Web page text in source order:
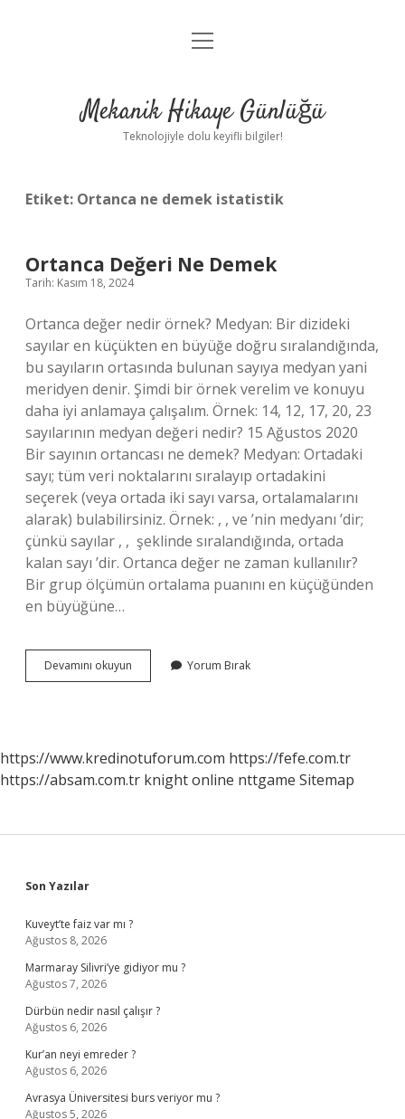
Anasayfa
Yasal Uyarı
menüyü
Mekanik Hikaye Günlüğü
Teknolojiyle dolu keyifli bilgiler!
Etiket: Ortanca ne demek istatistik
Ortanca Değeri Ne Demek
Tarih: Kasım 18, 2024
Ortanca değer nedir örnek? Medyan: Bir dizideki
sayılar en küçükten en büyüğe doğru sıralandığında,
bu sayıların ortasında bulunan sayıya medyan yani
meridyen denir. Şimdi bir örnek verelim ve konuyu
daha iyi anlamaya çalışalım. Örnek: 14, 12, 17, 20, 23
sayılarının medyan değeri nedir? 15 Ağustos 2020
Bir sayının ortancası ne demek? Medyan: Ortadaki
sayı; tüm veri noktalarını sıralayıp ortadakini
seçerek (veya ortada iki sayı varsa, ortalamalarını
alarak) bulabilirsiniz. Örnek: ‍, ‍, ve ‍’nin medyanı ‍’dir;
çünkü sayılar ‍, ‍, ‍ şeklinde sıralandığında, ortada
kalan sayı ‍’dir. Ortanca değer ne zaman kullanılır?
Bir grup ölçümün ortalama puanını en küçüğünden
en büyüğüne…
Devamını okuyun Ortanca
Değeri
Yorum Bırak
https://www.kredinotuforum.com https://fefe.com.tr
https://absam.com.tr knight online nttgame Sitemap
Sidebar
Son Yazılar
Kuveyt’te faiz var mı ?
Ağustos 8, 2026
Marmaray Silivri’ye gidiyor mu ?
Ağustos 7, 2026
Dürbün nedir nasıl çalışır ?
Ağustos 6, 2026
Kur’an neyi emreder ?
Ağustos 6, 2026
Avrasya Üniversitesi burs veriyor mu ?
Ağustos 5, 2026